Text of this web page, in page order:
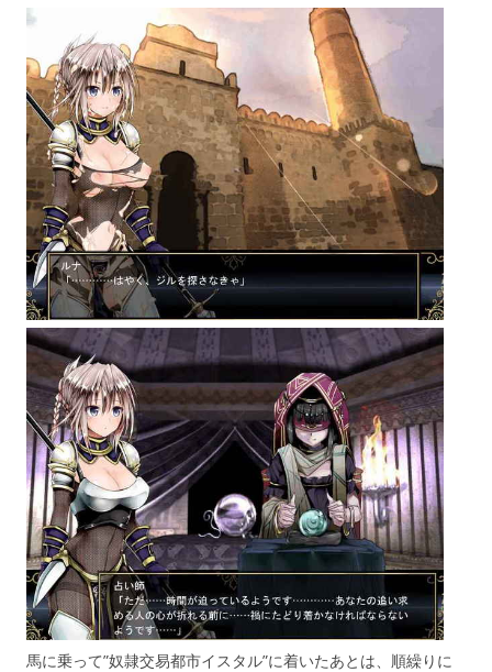
馬に乗って”奴隷交易都市イスタル”に着いたあとは、順繰りに